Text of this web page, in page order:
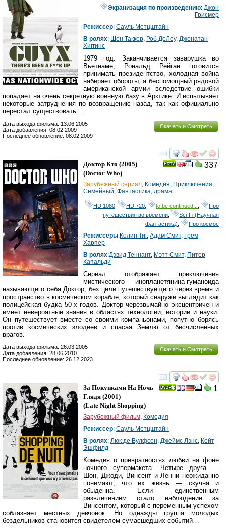
Экранизация по произведению:Джон
Грисмер
Режиссер: Сауль Метцштайн
В ролях: Шон Таккер, Роб ДеЛеу, Джонатан
Хиггинс
1979 год. Заканчивается заварушка во
Вьетнаме, Рональд Рейган готовится
принимать президентство, холодная война
набирает обороты, а беспомощный рядовой
американской армии вследствие ошибки
попадает на очень секретную военную базу в Арктике. И испытывает
некоторые затруднения по возвращению назад, так как официально
перестал существовать…
Скачать и Смотреть
Дата выхода фильма: 13.06.2005
Дата добавления: 08.02.2009
Последнее обновление: 08.02.2009
смотреть
337
Доктор Кто (2005)
(Doctor Who)
Зарубежный сериал, Комедия, Приключения,
Семейный, Фантастика, драма
HD 1080 HD 720 to be continued...
Про
путешествия во времени
Sci-Fi (Научная
фантастика)
Про космос
Режиссеры:Колин Тиг, Адам Смит, Грем
Харпер
В ролях:Дэвид Теннант, Мэтт Смит, Питер
Капальди
Сериал отображает приключения
мистического инопланетянина-гуманоида
называющего себя Доктор, без цели путешествуещего через время и
пространство в космическом корабле, который снаружи выглядит как
полицейская будка 50-х годов. Доктор черезвычайно эксцентричен и
имеет невероятные знания в областях технологии, истории и науки.
Он путешествует вместе со своими компаньонами, попутно борясь
против космических злодеев и спасая Землю от бесчисленных
врагов.
Скачать и Смотреть
Дата выхода фильма: 26.03.2005
Дата добавления: 28.06.2010
Последнее обновление: 26.12.2023
смотреть
1
За Покупками На Ночь
Глядя (2001)
(Late Night Shopping)
Зарубежный фильм Комедия
Режиссер: Сауль Метцштайн
В ролях: Люк де Вулфсон Джеймс Лэнс Кейт
Эшфилд
Комедия о превратностях любви на фоне
ночного супермакета. Четыре друга —
Шон, Джоди, Винсент и Ленни неожиданно
понимают, что их жизнь — скучна и
обыденна. Если единственным
развлечением стало наблюдение за
Винсентом, который с переменным успехом
соблазняет местных девчонок. Но однажды группа молодых
бездельников становится свидетелем сумасшедших событий…